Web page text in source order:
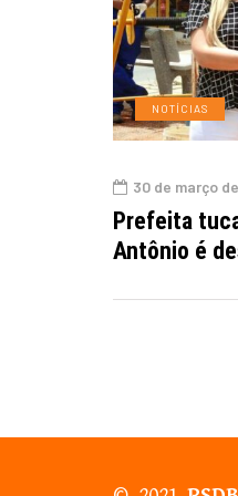
NOTÍCIAS
30 de março
Prefeita
Antônio é